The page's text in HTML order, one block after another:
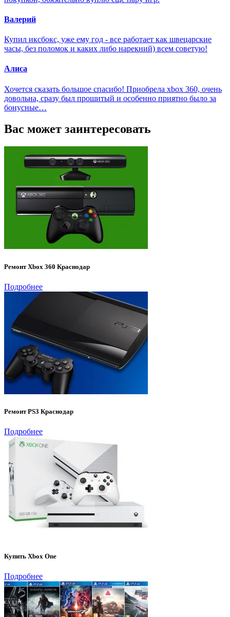
Валерий
Купил иксбокс, уже ему год - все работает как швецарские
часы, без поломок и каких либо нарекний) всем советую!
Алиса
Хочется сказать большое спасибо! Приобрела xbox 360, очень
довольна, сразу был прошитый и особенно приятно было за
бонусные…
Вас может заинтересовать
Ремонт Xbox 360 Краснодар
Подробнее
Ремонт PS3 Краснодар
Подробнее
Купить Xbox One
Подробнее